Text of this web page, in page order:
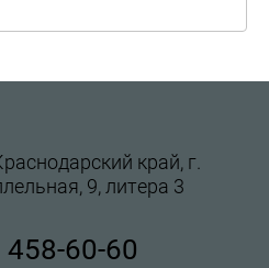
край, г.
9, литера 3
60-60